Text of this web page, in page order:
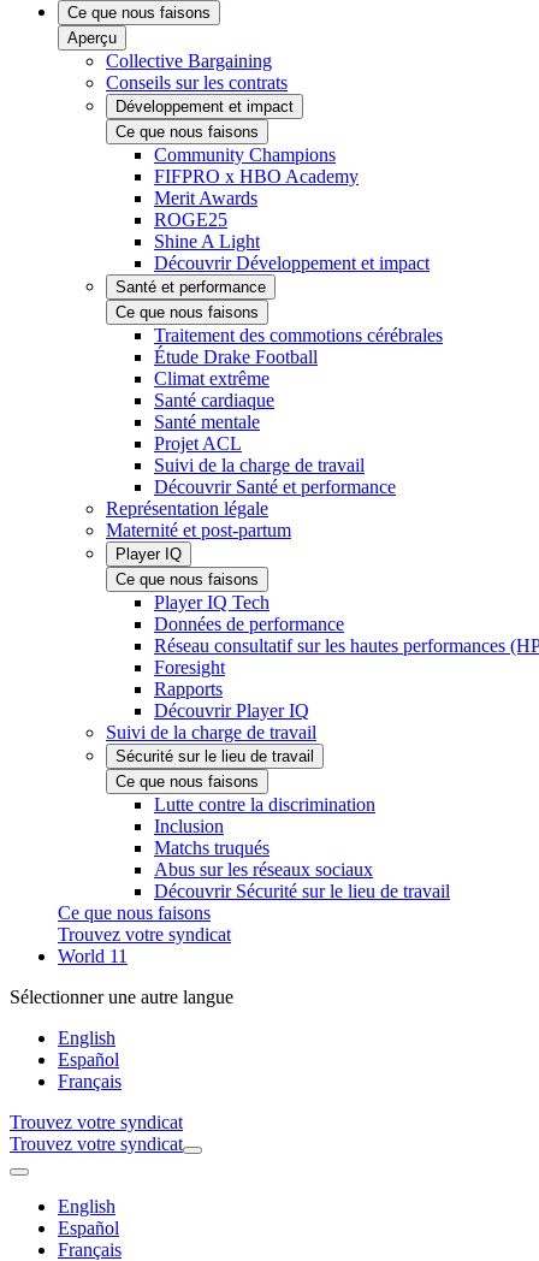
Ce que nous faisons
Aperçu
Collective Bargaining
Conseils sur les contrats
Développement et impact
Ce que nous faisons
Community Champions
FIFPRO x HBO Academy
Merit Awards
ROGE25
Shine A Light
Découvrir Développement et impact
Santé et performance
Ce que nous faisons
Traitement des commotions cérébrales
Étude Drake Football
Climat extrême
Santé cardiaque
Santé mentale
Projet ACL
Suivi de la charge de travail
Découvrir Santé et performance
Représentation légale
Maternité et post-partum
Player IQ
Ce que nous faisons
Player IQ Tech
Données de performance
Réseau consultatif sur les hautes performances
Foresight
Rapports
Découvrir Player IQ
Suivi de la charge de travail
Sécurité sur le lieu de travail
Ce que nous faisons
Lutte contre la discrimination
Inclusion
Matchs truqués
Abus sur les réseaux sociaux
Découvrir Sécurité sur le lieu de travail
Ce que nous faisons
Trouvez votre syndicat
World 11
Sélectionner une autre langue
English
Español
Français
Trouvez votre syndicat
Trouvez votre syndicat
English
Español
Français